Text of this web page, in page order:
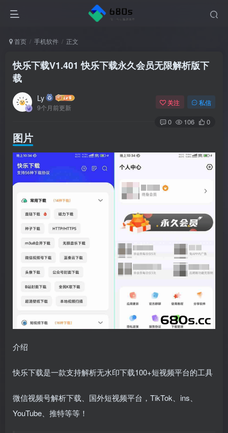
首页 手机软件 正文
快乐下载V1.401 快乐下载永久会员无限解析版下
载
Ly
9个月前更新
关注 私信
0 106 0
图片
介绍
快乐下载是一款支持解析无水印下载100+短视频平台的工具
微信视频号解析下载、国外短视频平台，TikTok、ins、
YouTube、推特等等！